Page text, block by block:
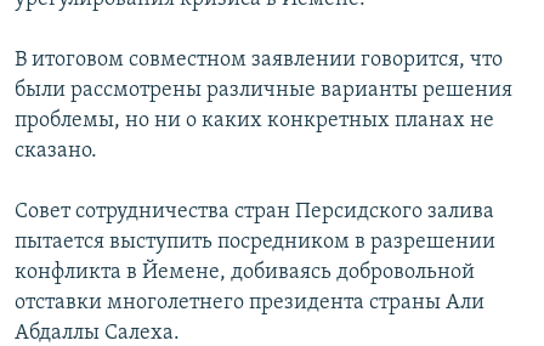
ПОДПИШИТЕСЬ НА РАССЫЛКУ
СОЦИАЛЬНЫЕ СЕТИ
Все сайты РСЕ/РС
В итоговом совместном заявлении говорится, что
были рассмотрены различные варианты решения
проблемы, но ни о каких конкретных планах не
сказано.
Совет сотрудничества стран Персидского залива
пытается выступить посредником в разрешении
конфликта в Йемене, добиваясь добровольной
отставки многолетнего президента страны Али
Абдаллы Салеха.